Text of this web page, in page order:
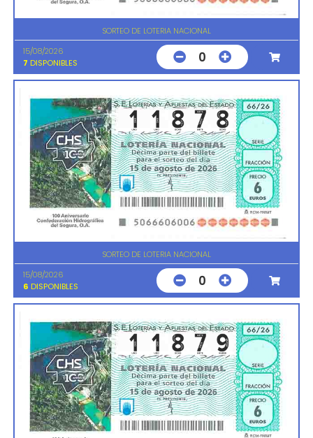
SORTEO DE LOTERIA NACIONAL
15/08/2026
7 DISPONIBLES 0
SORTEO DE LOTERIA NACIONAL
15/08/2026
6 DISPONIBLES 0